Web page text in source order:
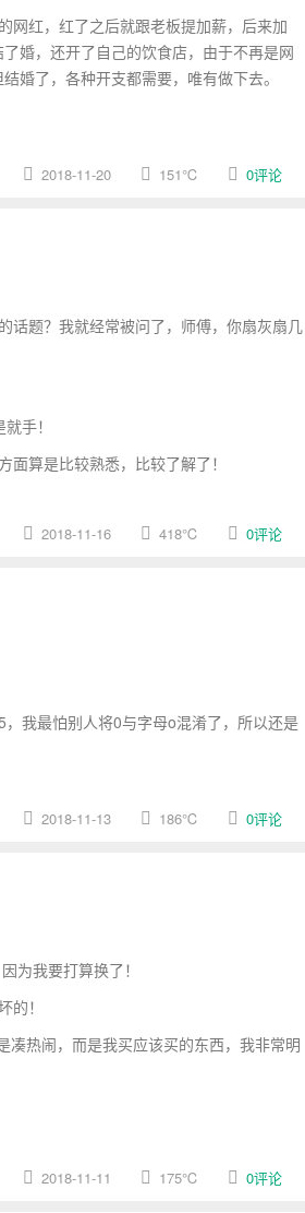
网红，红了之后就跟老板提加薪，后来加
婚，还开了自己的饮食店，由于不再是网
婚了，各种开支都需要，唯有做下去。
2018-11-20 151℃ 0评论
话题？我就经常被问了，师傅，你扇灰扇几
手！
算是比较熟悉，比较了解了！
2018-11-16 418℃ 0评论
我最怕别人将0与字母o混淆了，所以还是
2018-11-13 186℃ 0评论
为我要打算换了！
！
热闹，而是我买应该买的东西，我非常明
2018-11-11 175℃ 0评论